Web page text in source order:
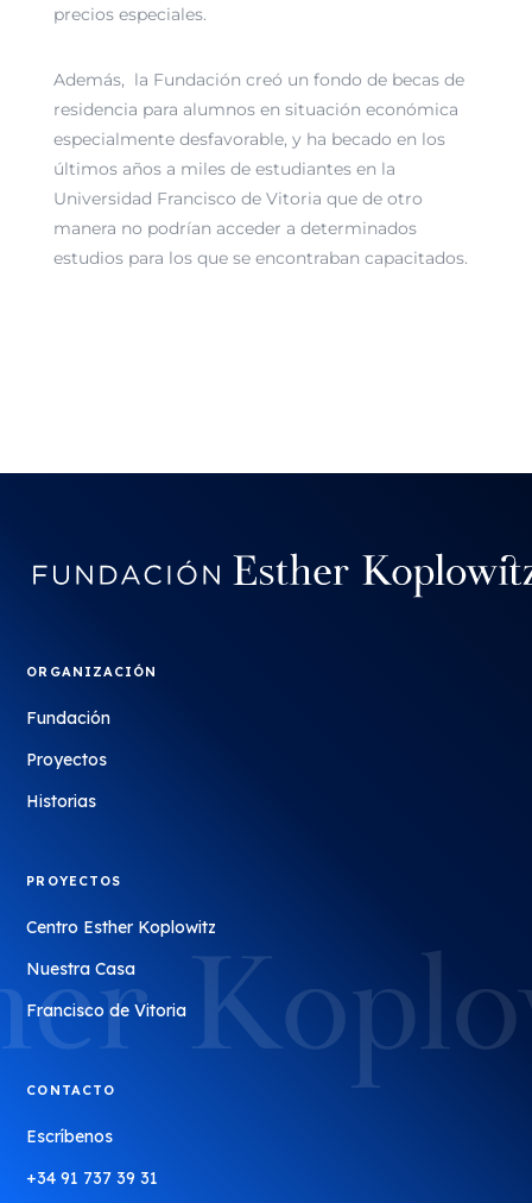
precios especiales.
Además, la Fundación creó un fondo de becas de
residencia para alumnos en situación económica
especialmente desfavorable, y ha becado en los
últimos años a miles de estudiantes en la
Universidad Francisco de Vitoria que de otro
manera no podrían acceder a determinados
estudios para los que se encontraban capacitados.
ORGANIZACIÓN
Fundación
Proyectos
Historias
PROYECTOS
Centro Esther Koplowitz
Nuestra Casa
Francisco de Vitoria
CONTACTO
Escríbenos
+34 91 737 39 31